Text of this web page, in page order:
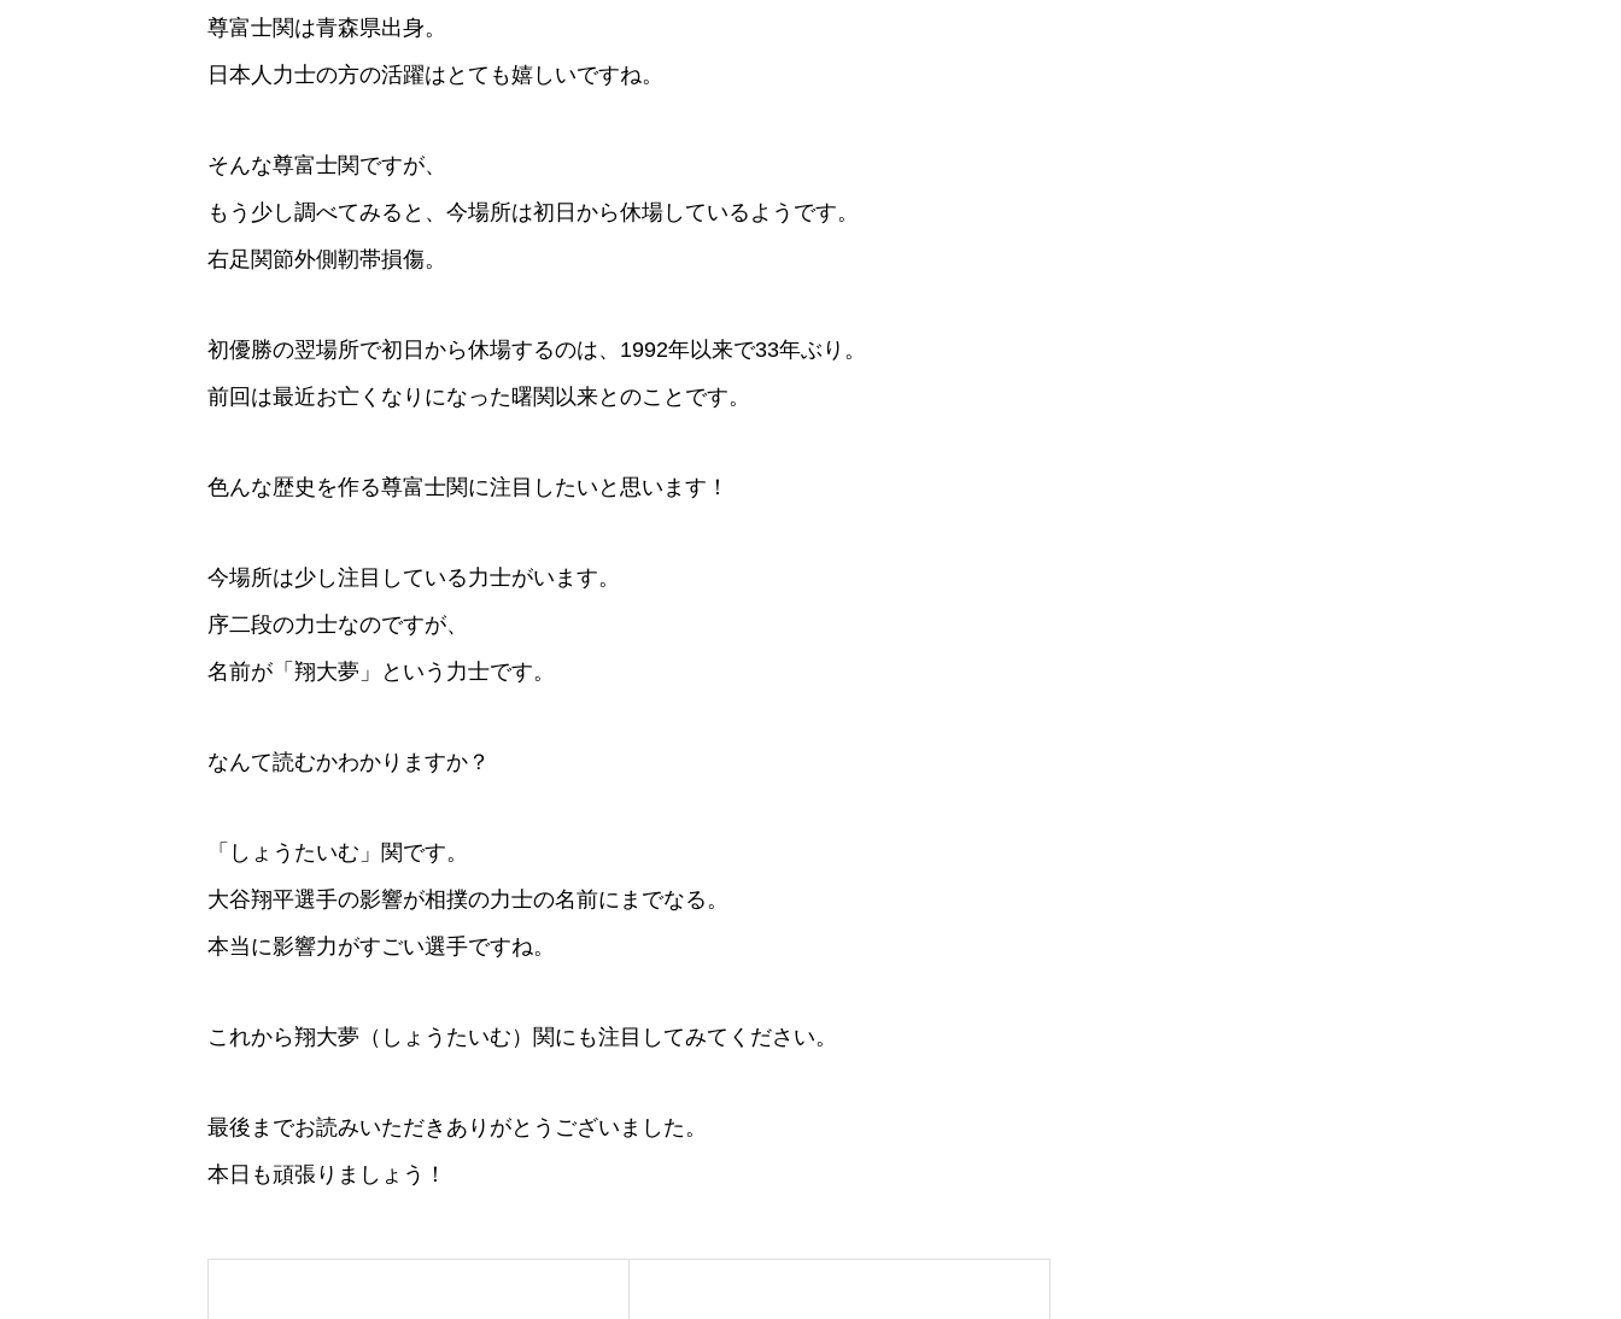
尊富士関は青森県出身。
日本人力士の方の活躍はとても嬉しいですね。
そんな尊富士関ですが、
もう少し調べてみると、今場所は初日から休場しているようです。
右足関節外側靭帯損傷。
初優勝の翌場所で初日から休場するのは、1992年以来で33年ぶり。
前回は最近お亡くなりになった曙関以来とのことです。
色んな歴史を作る尊富士関に注目したいと思います！
今場所は少し注目している力士がいます。
序二段の力士なのですが、
名前が「翔大夢」という力士です。
なんて読むかわかりますか？
「しょうたいむ」関です。
大谷翔平選手の影響が相撲の力士の名前にまでなる。
本当に影響力がすごい選手ですね。
これから翔大夢（しょうたいむ）関にも注目してみてください。
最後までお読みいただきありがとうございました。
本日も頑張りましょう！